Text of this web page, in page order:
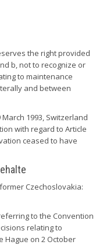
the right provided
b, not to recognize or
to maintenance
and between
1993, Switzerland
with regard to Article
ceased to have
Czechoslovakia:
to the Convention
relating to
Hague on 2 October